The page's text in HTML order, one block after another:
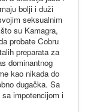
bolji i duži
seksualnim
su Kamagra,
probate Cobru
preparata za
dominantnog
kao nikada do
dugačka. Sa
impotencijom i